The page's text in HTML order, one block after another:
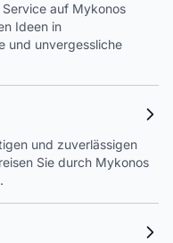
auf Mykonos
Ideen in
und unvergessliche
und zuverlässigen
Sie durch Mykonos